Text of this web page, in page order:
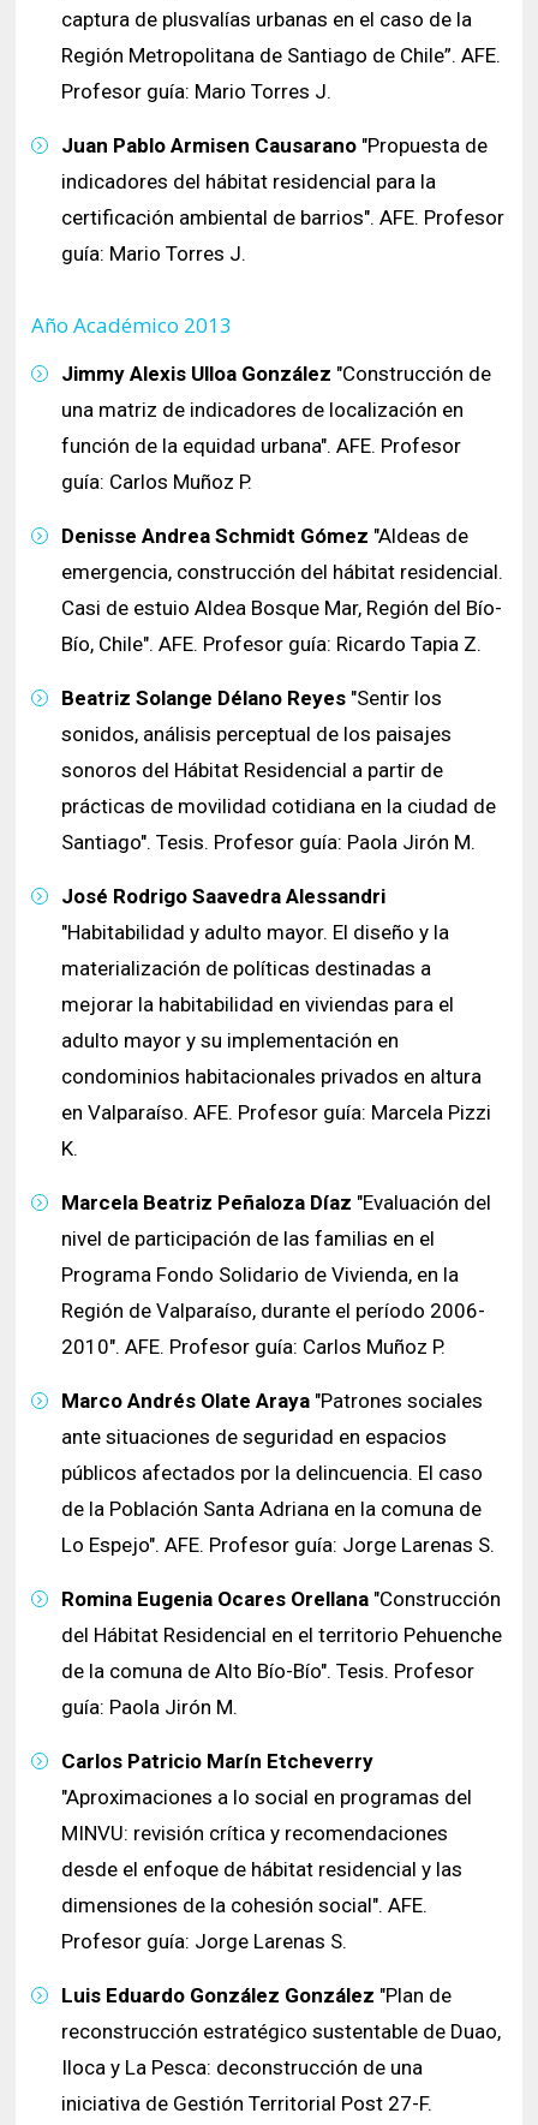
captura de plusvalías urbanas en el caso de la
Región Metropolitana de Santiago de Chile”. AFE.
Profesor guía: Mario Torres J.
Juan Pablo Armisen Causarano "Propuesta de
indicadores del hábitat residencial para la
certificación ambiental de barrios". AFE. Profesor
guía: Mario Torres J.
Año Académico 2013
Jimmy Alexis Ulloa González "Construcción de
una matriz de indicadores de localización en
función de la equidad urbana". AFE. Profesor
guía: Carlos Muñoz P.
Denisse Andrea Schmidt Gómez "Aldeas de
emergencia, construcción del hábitat residencial.
Casi de estuio Aldea Bosque Mar, Región del Bío-
Bío, Chile". AFE. Profesor guía: Ricardo Tapia Z.
Beatriz Solange Délano Reyes "Sentir los
sonidos, análisis perceptual de los paisajes
sonoros del Hábitat Residencial a partir de
prácticas de movilidad cotidiana en la ciudad de
Santiago". Tesis. Profesor guía: Paola Jirón M.
José Rodrigo Saavedra Alessandri
"Habitabilidad y adulto mayor. El diseño y la
materialización de políticas destinadas a
mejorar la habitabilidad en viviendas para el
adulto mayor y su implementación en
condominios habitacionales privados en altura
en Valparaíso. AFE. Profesor guía: Marcela Pizzi
K.
Marcela Beatriz Peñaloza Díaz "Evaluación del
nivel de participación de las familias en el
Programa Fondo Solidario de Vivienda, en la
Región de Valparaíso, durante el período 2006-
2010". AFE. Profesor guía: Carlos Muñoz P.
Marco Andrés Olate Araya "Patrones sociales
ante situaciones de seguridad en espacios
públicos afectados por la delincuencia. El caso
de la Población Santa Adriana en la comuna de
Lo Espejo". AFE. Profesor guía: Jorge Larenas S.
Romina Eugenia Ocares Orellana "Construcción
del Hábitat Residencial en el territorio Pehuenche
de la comuna de Alto Bío-Bío". Tesis. Profesor
guía: Paola Jirón M.
Carlos Patricio Marín Etcheverry
"Aproximaciones a lo social en programas del
MINVU: revisión crítica y recomendaciones
desde el enfoque de hábitat residencial y las
dimensiones de la cohesión social". AFE.
Profesor guía: Jorge Larenas S.
Luis Eduardo González González "Plan de
reconstrucción estratégico sustentable de Duao,
Iloca y La Pesca: deconstrucción de una
iniciativa de Gestión Territorial Post 27-F.